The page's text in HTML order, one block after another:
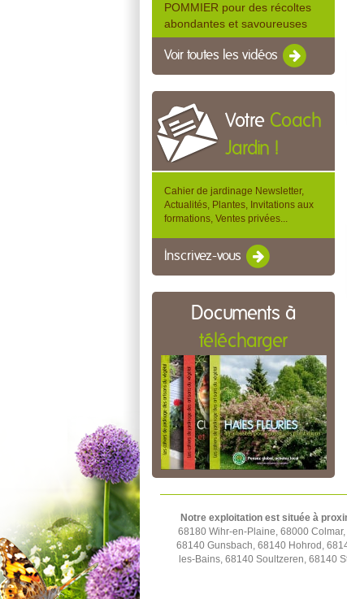
POMMIER pour des récoltes
abondantes et savoureuses
Voir toutes les vidéos
Votre Coach
Jardin !
Cahier de jardinage Newsletter,
Actualités, Plantes, Invitations aux
formations, Ventes privées...
Inscrivez-vous
Documents à
télécharger
Notre exploitation est située à
68180 Wihr-en-Plaine, 68000
68140 Gunsbach, 68140 Hohrod,
les-Bains, 68140 Soultzeren, 68140